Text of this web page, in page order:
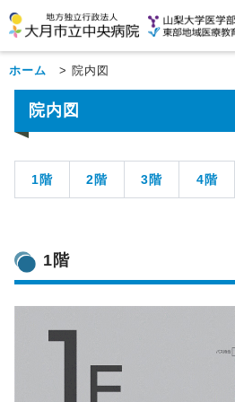
ホーム > 院内図
院内図
1階 2階 3階 4階
1階